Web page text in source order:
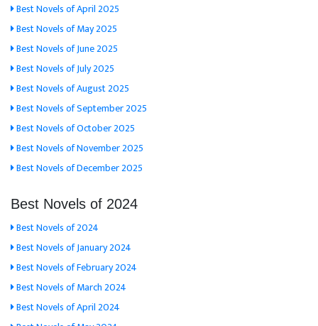
Best Novels of April 2025
Best Novels of May 2025
Best Novels of June 2025
Best Novels of July 2025
Best Novels of August 2025
Best Novels of September 2025
Best Novels of October 2025
Best Novels of November 2025
Best Novels of December 2025
Best Novels of 2024
Best Novels of 2024
Best Novels of January 2024
Best Novels of February 2024
Best Novels of March 2024
Best Novels of April 2024